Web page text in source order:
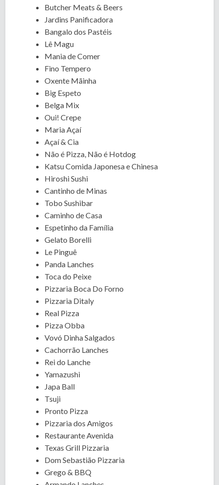
Butcher Meats & Beers
Jardins Panificadora
Bangalo dos Pastéis
Lê Magu
Mania de Comer
Fino Tempero
Oxente Mãinha
Big Espeto
Belga Mix
Oui! Crepe
Maria Açaí
Açaí & Cia
Não é Pizza, Não é Hotdog
Katsu Comida Japonesa e Chinesa
Hiroshi Sushi
Cantinho de Minas
Tobo Sushibar
Caminho de Casa
Espetinho da Família
Gelato Borelli
Le Pinguê
Panda Lanches
Toca do Peixe
Pizzaria Boca Do Forno
Pizzaria Ditaly
Real Pizza
Pizza Obba
Vovó Dinha Salgados
Cachorrão Lanches
Rei do Lanche
Yamazushi
Japa Ball
Tsuji
Pronto Pizza
Pizzaria dos Amigos
Restaurante Avenida
Texas Grill Pizzaria
Dom Sebastião Pizzaria
Grego & BBQ